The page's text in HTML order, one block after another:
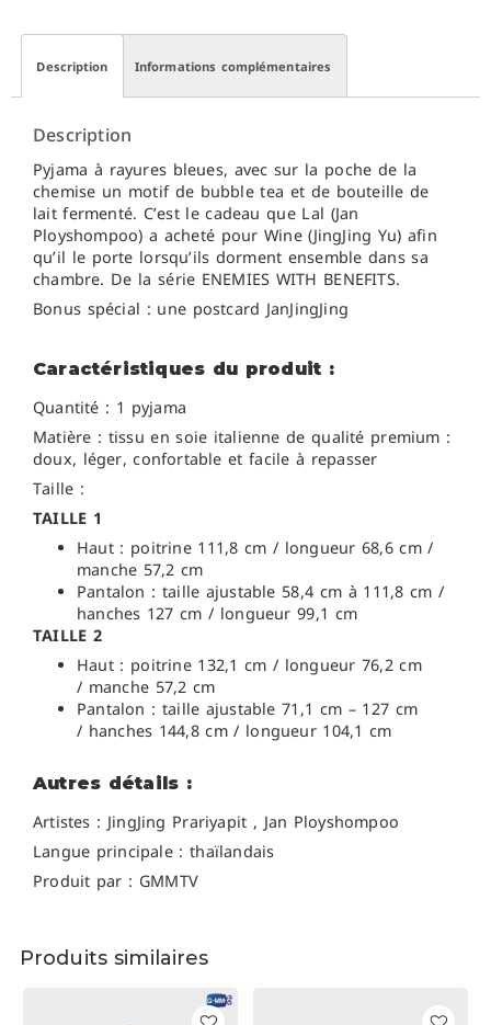
Description Informations complémentaires
Description
Pyjama à rayures bleues, avec sur la poche de la
chemise un motif de bubble tea et de bouteille de
lait fermenté. C’est le cadeau que Lal (Jan
Ployshompoo) a acheté pour Wine (JingJing Yu) afin
qu’il le porte lorsqu’ils dorment ensemble dans sa
chambre. De la série ENEMIES WITH BENEFITS.
Bonus spécial : une postcard JanJingJing
Caractéristiques du produit :
Quantité : 1 pyjama
Matière : tissu en soie italienne de qualité premium :
doux, léger, confortable et facile à repasser
Taille :
TAILLE 1
Haut : poitrine 111,8 cm / longueur 68,6 cm /
manche 57,2 cm
Pantalon : taille ajustable 58,4 cm à 111,8 cm /
hanches 127 cm / longueur 99,1 cm
TAILLE 2
Haut : poitrine 132,1 cm / longueur 76,2 cm
/ manche 57,2 cm
Pantalon : taille ajustable 71,1 cm – 127 cm
/ hanches 144,8 cm / longueur 104,1 cm
Autres détails :
Artistes : JingJing Prariyapit , Jan Ployshompoo
Langue principale : thaïlandais
Produit par : GMMTV
Produits similaires